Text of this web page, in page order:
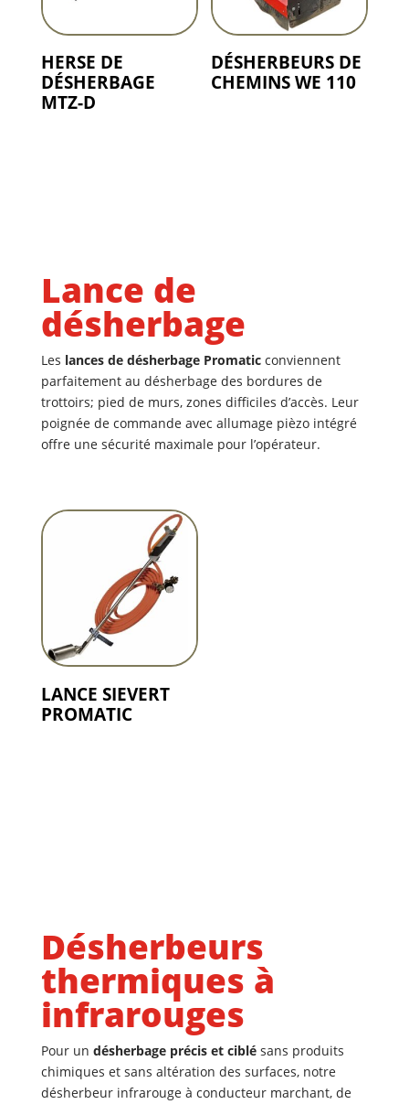
HERSE DE
DÉSHERBAGE
MTZ-D
DÉSHERBEURS DE
CHEMINS WE 110
Lance de
désherbage
Les lances de désherbage Promaticconviennent
parfaitement au désherbage des bordures de
trottoirs; pied de murs, zones difficiles d’accès. Leur
poignée de commande avec allumage pièzo intégré
offre une sécurité maximale pour l’opérateur.
LANCE SIEVERT
PROMATIC
Désherbeurs
thermiques à
infrarouges
Pour un désherbage précis et ciblésans produits
chimiques et sans altération des surfaces, notre
désherbeur infrarouge à conducteur marchant, de